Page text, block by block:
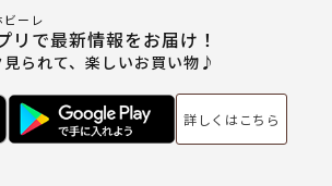
ビーレ
リで最新情報をお届け！
られて、楽しいお買い物♪
詳しくはこちら